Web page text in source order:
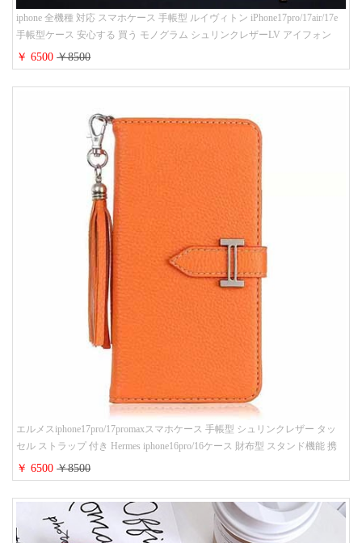
iphone 全機種 対応 スマホケース 手帳型 ルイヴィトン iPhone17pro/17air/17e
手帳型ケース 安心する 買う モノグラム シュリンクレザーLV アイフォン
16/16promaxスマホケース 手帳 多機能 グッチiphone15pro/14/13携帯ケース 大
人 レディース メンズ ストラップ付き
￥ 6500￥8500
エルメスiphone17pro/17promaxスマホケース 手帳型 シュリンクレザー タッ
セル ストラップ 付き Hermes iphone16pro/16ケース 財布型 スタンド機能 携
帯カバー ハイ ブランド アイフォーン15/14/13ケース 手帳 レディース 人気
￥ 6500￥8500